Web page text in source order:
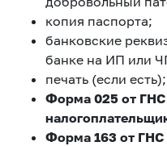
копия паспорта;
банковские
банке на ИП или
печать (если есть);
Форма 025 от ГНС
Форма 163 от ГНС